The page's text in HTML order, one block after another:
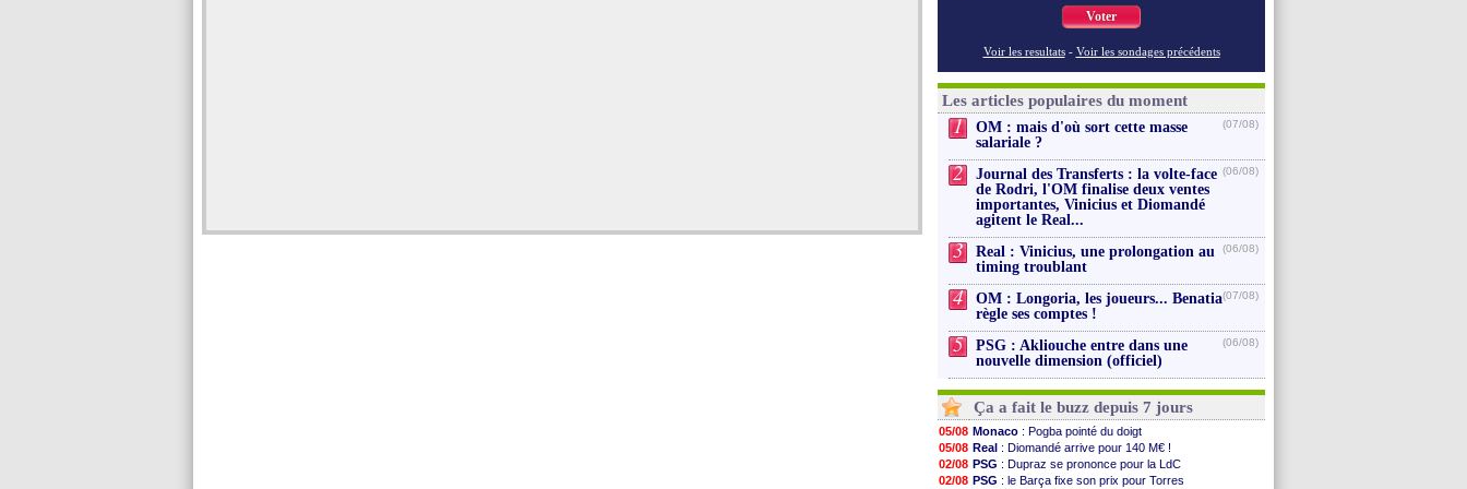
Voter
Voir les resultats - Voir les sondages précédents
Les articles populaires du moment
1
OM : mais d'où sort cette masse
salariale ?
(07/08)
2
Journal des Transferts : la volte-face
de Rodri, l'OM finalise deux ventes
importantes, Vinicius et Diomandé
agitent le Real...
(06/08)
3
Real : Vinicius, une prolongation au
timing troublant
(06/08)
4
OM : Longoria, les joueurs... Benatia
règle ses comptes !
(07/08)
5
PSG : Akliouche entre dans une
nouvelle dimension (officiel)
(06/08)
Ça a fait le buzz depuis 7 jours
05/08 Monaco : Pogba pointé du doigt
05/08 Real : Diomandé arrive pour 140 M€ !
02/08 PSG : Dupraz se prononce pour la LdC
02/08 PSG : le Barça fixe son prix pour Torres